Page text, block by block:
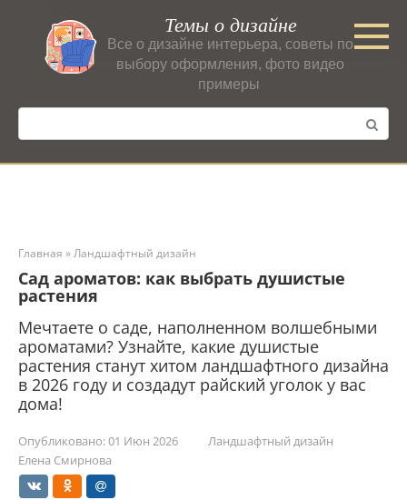
контенту
Темы о дизайне
Все о дизайне интерьера, советы по
выбору оформления, фото видео
примеры
Поиск:
Главная »Ландшафтный дизайн
Сад ароматов: как выбрать душистые
растения
Мечтаете о саде, наполненном волшебными
ароматами? Узнайте, какие душистые
растения станут хитом ландшафтного дизайна
в 2026 году и создадут райский уголок у вас
дома!
Опубликовано:01 Июн 2026
Ландшафтный дизайн
Елена Смирнова